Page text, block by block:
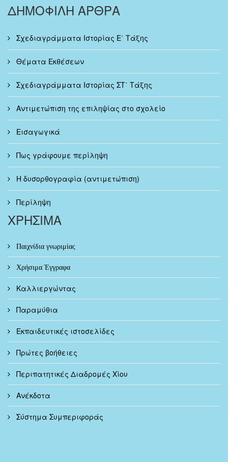
ΔΗΜΟΦΙΛΗ ΑΡΘΡΑ
Σχεδιαγράμματα Ιστορίας Ε΄ Τάξης
Θέματα Εκθέσεων
Σχεδιαγράμματα Ιστορίας ΣΤ΄ Τάξης
Αντιμετώπιση της επιληψίας στο σχολείο
Εισαγωγικά
Πως γράφουμε περίληψη
Η δυσορθογραφία (αντιμετώπιση)
Περίληψη
ΧΡΗΣΙΜΑ
Παιχνίδια γνωριμίας
Χρήσιμα Έγγραφα
Καλλιεργώντας
Παραμύθια
Εκπαιδευτικές ιστοσελίδες
Πρώτες βοήθειες
Περιπατητικές Διαδρομές Χίου
Ανέκδοτα
Σύστημα Συμπεριφοράς